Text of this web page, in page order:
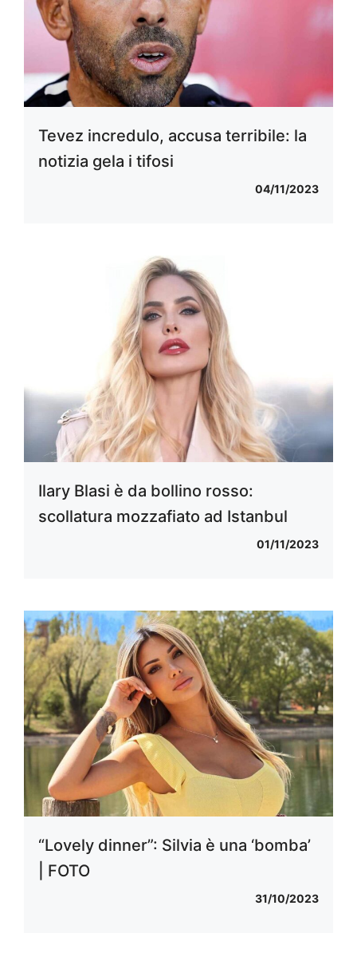
Tevez incredulo, accusa terribile: la
notizia gela i tifosi
04/11/2023
Ilary Blasi è da bollino rosso:
scollatura mozzafiato ad Istanbul
01/11/2023
“Lovely dinner”: Silvia è una ‘bomba’
| FOTO
31/10/2023